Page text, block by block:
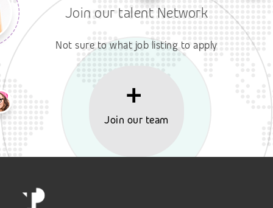
Join our talent Network
Not sure to what job listing to apply
Join our team